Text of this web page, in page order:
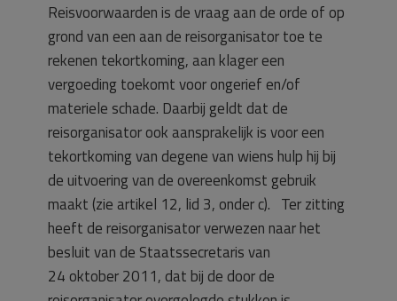
Reisvoorwaarden is de vraag aan de orde of op
grond van een aan de reisorganisator toe te
rekenen tekortkoming, aan klager een
vergoeding toekomt voor ongerief en/of
materiele schade. Daarbij geldt dat de
reisorganisator ook aansprakelijk is voor een
tekortkoming van degene van wiens hulp hij bij
de uitvoering van de overeenkomst gebruik
maakt (zie artikel 12, lid 3, onder c). Ter zitting
heeft de reisorganisator verwezen naar het
besluit van de Staatssecretaris van
24 oktober 2011, dat bij de door de